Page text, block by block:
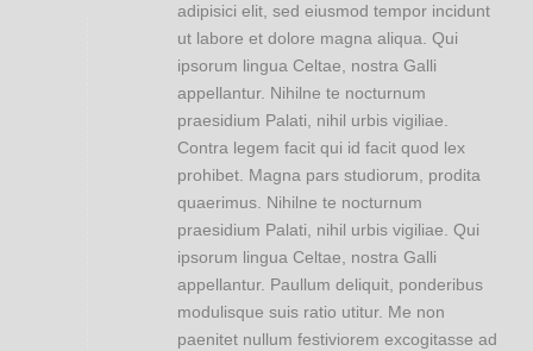
adipisici elit, sed eiusmod tempor incidunt
ut labore et dolore magna aliqua. Qui
ipsorum lingua Celtae, nostra Galli
appellantur. Nihilne te nocturnum
praesidium Palati, nihil urbis vigiliae.
Contra legem facit qui id facit quod lex
prohibet. Magna pars studiorum, prodita
quaerimus. Nihilne te nocturnum
praesidium Palati, nihil urbis vigiliae. Qui
ipsorum lingua Celtae, nostra Galli
appellantur. Paullum deliquit, ponderibus
modulisque suis ratio utitur. Me non
paenitet nullum festiviorem excogitasse ad